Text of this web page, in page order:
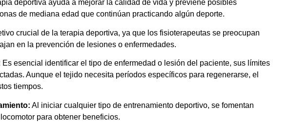
deportiva ayuda a mejorar la calidad de vida y previene posibles
de mediana edad que continúan practicando algún deporte.
crucial de la terapia deportiva, ya que los fisioterapeutas se preocupan
en la prevención de lesiones o enfermedades.
esencial identificar el tipo de enfermedad o lesión del paciente, sus límites
Aunque el tejido necesita períodos específicos para regenerarse, el
tiempos.
Al iniciar cualquier tipo de entrenamiento deportivo, se fomentan
para obtener beneficios.